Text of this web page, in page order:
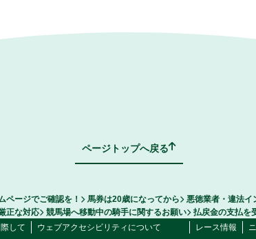
ページトップへ戻る
ページでご確認を！ 馬券は20歳になってから
悪徳業者・違法イ
正な対応
競馬場へ移動中の騎手に関するお願い
払戻金の支払を
して ウェブアクセシビリティについて レース情報